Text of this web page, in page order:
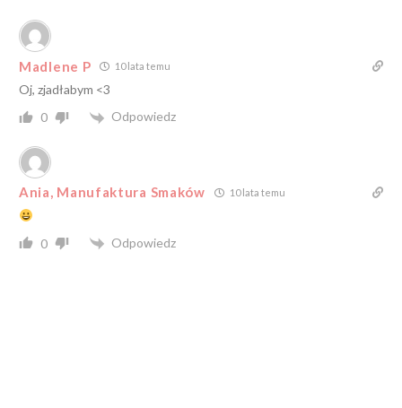
Madlene P 10 lata temu
Oj, zjadłabym <3
0
Odpowiedz
Ania, Manufaktura Smaków 10 lata temu
0 Odpowiedz